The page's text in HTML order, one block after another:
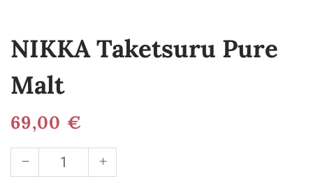
NIKKA Taketsuru Pure
Malt
69,00 €